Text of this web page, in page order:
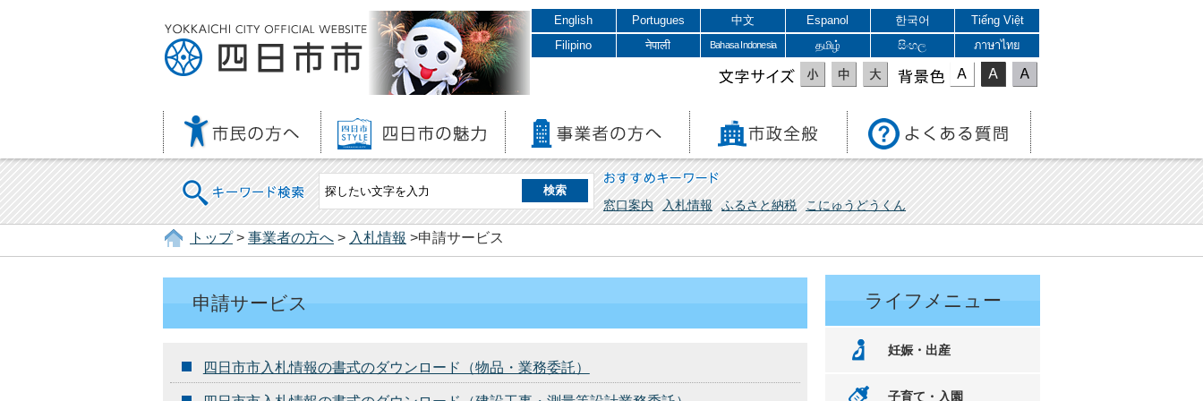
English Portugues 中文 Espanol 한국어
Tiếng Việt
Filipino
नेपाली Bahasa Indonesia தமிழ் සිංහල ภาษาไทย
文字サイズ 表示色
キーワード検索 おすすめキーワード
窓口案内 入札情報 ふるさと納税 こにゅうどうくん
トップ> 事業者の方へ > 入札情報 >申請サービス
申請サービス
四日市市入札情報の書式のダウンロード（物品・業務委託）
ライフメニュー
妊娠・出産
子育て・入園